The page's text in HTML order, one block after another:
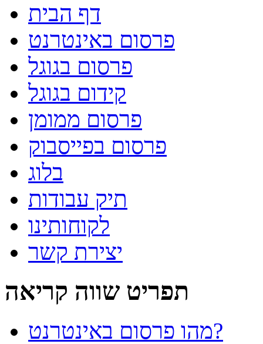
דף הבית
פרסום באינטרנט
פרסום בגוגל
קידום בגוגל
פרסום ממומן
פרסום בפייסבוק
בלוג
תיק עבודות
לקוחותינו
יצירת קשר
תפריט שווה קריאה
מהו פרסום באינטרנט?